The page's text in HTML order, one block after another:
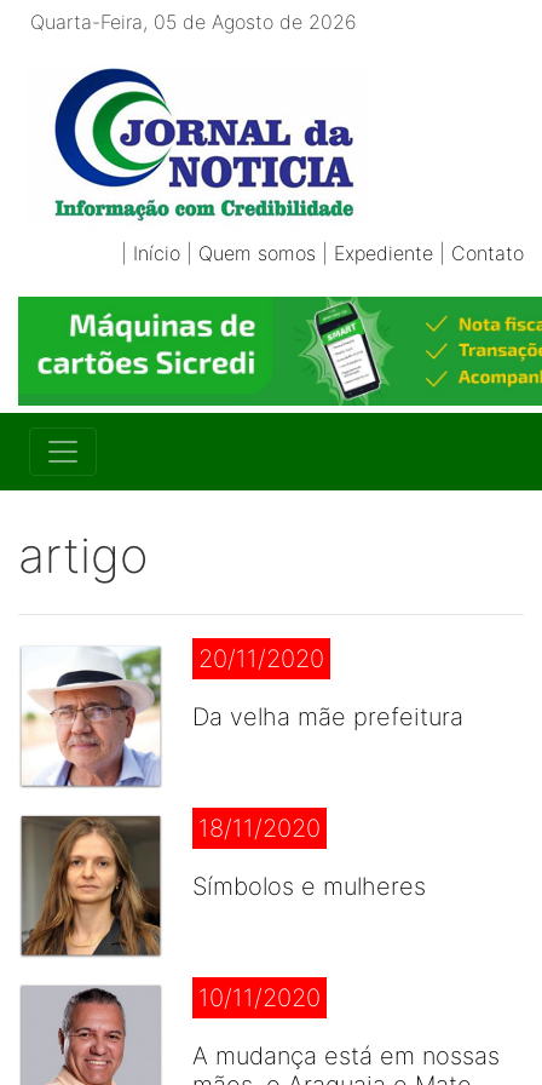
Quarta-Feira, 05 de Agosto de 2026
Início Quem somos Expediente Contato
artigo
20/11/2020
Da velha mãe prefeitura
18/11/2020
Símbolos e mulheres
10/11/2020
A mudança está em nossas